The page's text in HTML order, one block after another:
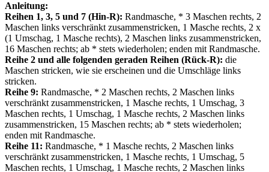
Anleitung:
Reihen 1, 3, 5 und 7 (Hin-R): Randmasche, * 3 Maschen rechts, 2
Maschen links verschränkt zusammenstricken, 1 Masche rechts, 2 х
(1 Umschag, 1 Masche rechts), 2 Maschen links zusammenstricken,
16 Maschen rechts; ab * stets wiederholen; enden mit Randmasche.
Reihe 2 und alle folgenden geraden Reihen (Rück-R): die
Maschen stricken, wie sie erscheinen und die Umschläge links
stricken.
Reihe 9: Randmasche, * 2 Maschen rechts, 2 Maschen links
verschränkt zusammenstricken, 1 Masche rechts, 1 Umschag, 3
Maschen rechts, 1 Umschag, 1 Masche rechts, 2 Maschen links
zusammenstricken, 15 Maschen rechts; ab * stets wiederholen;
enden mit Randmasche.
Reihe 11: Randmasche, * 1 Masche rechts, 2 Maschen links
verschränkt zusammenstricken, 1 Masche rechts, 1 Umschag, 5
Maschen rechts, 1 Umschag, 1 Masche rechts, 2 Maschen links